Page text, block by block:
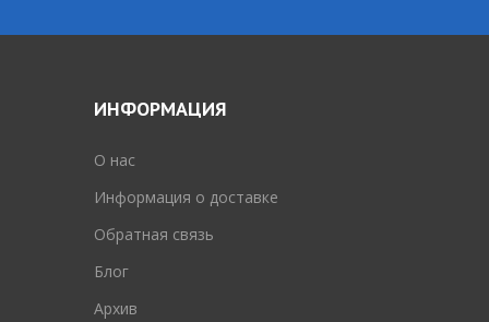
ИНФОРМАЦИЯ
O нас
Информация о доставке
Обратная связь
Блог
Архив